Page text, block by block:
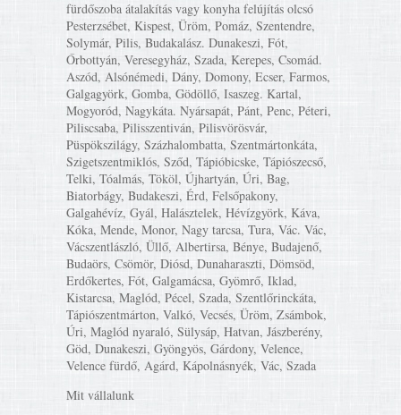
fürdőszoba átalakítás vagy konyha felújítás olcsó
Pesterzsébet, Kispest, Üröm, Pomáz, Szentendre,
Solymár, Pilis, Budakalász. Dunakeszi, Fót,
Őrbottyán, Veresegyház, Szada, Kerepes, Csomád.
Aszód, Alsónémedi, Dány, Domony, Ecser, Farmos,
Galgagyörk, Gomba, Gödöllő, Isaszeg. Kartal,
Mogyoród, Nagykáta. Nyársapát, Pánt, Penc, Péteri,
Piliscsaba, Pilisszentiván, Pilisvörösvár,
Püspökszilágy, Százhalombatta, Szentmártonkáta,
Szigetszentmiklós, Sződ, Tápióbicske, Tápiószecső,
Telki, Tóalmás, Tököl, Újhartyán, Úri, Bag,
Biatorbágy, Budakeszi, Érd, Felsőpakony,
Galgahévíz, Gyál, Halásztelek, Hévízgyörk, Káva,
Kóka, Mende, Monor, Nagy tarcsa, Tura, Vác. Vác,
Vácszentlászló, Üllő, Albertirsa, Bénye, Budajenő,
Budaörs, Csömör, Diósd, Dunaharaszti, Dömsöd,
Erdőkertes, Fót, Galgamácsa, Gyömrő, Iklad,
Kistarcsa, Maglód, Pécel, Szada, Szentlőrinckáta,
Tápiószentmárton, Valkó, Vecsés, Üröm, Zsámbok,
Úri, Maglód nyaraló, Sülysáp, Hatvan, Jászberény,
Göd, Dunakeszi, Gyöngyös, Gárdony, Velence,
Velence fürdő, Agárd, Kápolnásnyék, Vác, Szada
Mit vállalunk